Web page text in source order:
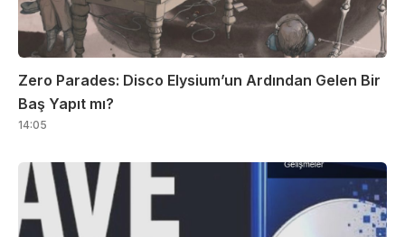
Zero Parades: Disco Elysium’un Ardından Gelen Bir
Baş Yapıt mı?
14:05